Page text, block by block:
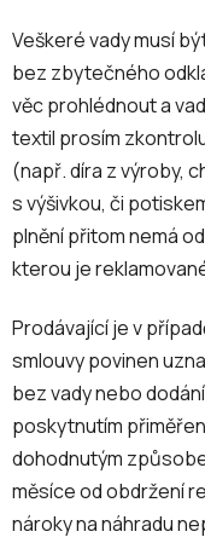
Veškeré vady musí
bez zbytečného
věc prohlédnout a
textil prosím
(např. díra z výroby,
s výšivkou, či
plnění přitom nemá
kterou je
Prodávající je v
smlouvy povinen
bez vady nebo
poskytnutím
dohodnutým
měsíce od obdržení
nároky na náhradu